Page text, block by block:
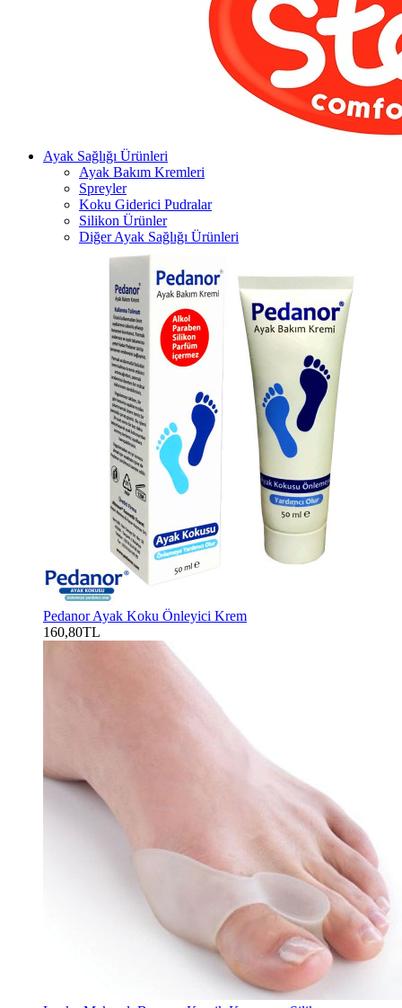
Ayak Sağlığı Ürünleri
Ayak Bakım Kremleri
Spreyler
Koku Giderici Pudralar
Silikon Ürünler
Diğer Ayak Sağlığı Ürünleri
Pedanor Ayak Koku Önleyici Krem
160,80TL